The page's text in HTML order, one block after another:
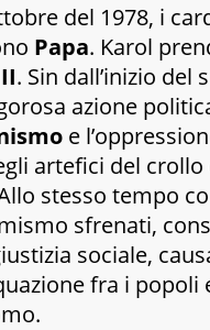
del 1978, i
Papa. Karol
. Sin dall’inizio
azione
e
artefici del
stesso tempo
sfrenati,
sociale,
fra i popoli